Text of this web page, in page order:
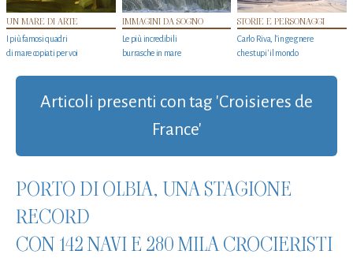
UN MARE DI ARTE
I più famosi quadri
di mare copiati per voi
IMMAGINI DA SOGNO
Le più incredibili
burrasche in mare
STORIE E PERSONAGGI
Carlo Riva, l’ingegnere
che stupi' il mondo
Articoli presenti con tag 'Croisieres de
France'
PORTO DI OLBIA, UNA STAGIONE
RECORD
CON 142 NAVI E 280 MILA CROCIERISTI